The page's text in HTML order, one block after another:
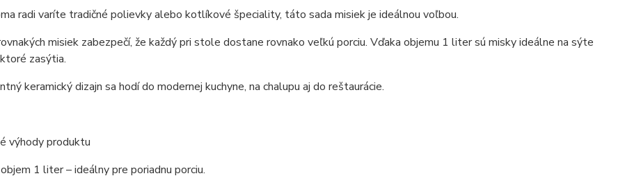
radi varíte tradičné polievky alebo kotlíkové špeciality, táto sada misiek je ideálnou voľbou.
misiek zabezpečí, že každý pri stole dostane rovnako veľkú porciu. Vďaka objemu 1 liter sú misky ideálne na sýte
zasýtia.
keramický dizajn sa hodí do modernej kuchyne, na chalupu aj do reštaurácie.
výhody produktu
1 liter – ideálny pre poriadnu porciu.